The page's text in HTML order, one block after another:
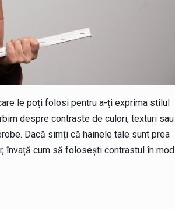
le poți folosi pentru a-ți exprima stilul
despre contraste de culori, texturi sau
Dacă simți că hainele tale sunt prea
învață cum să folosești contrastul în mod